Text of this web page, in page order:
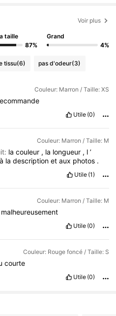
Voir plus
taille
87%
Grand
4%
tissu(6) pas d'odeur(3)
Couleur: Marron / Taille: XS
Utile (0)
Couleur: Marron / Taille: M
la couleur , la longueur , l ’
à ladescriptionetaux photos .
Utile (1)
Couleur: Marron / Taille: M
malheureusement
Utile (0)
Couleur: Rouge foncé / Taille: S
courte
Utile (0)